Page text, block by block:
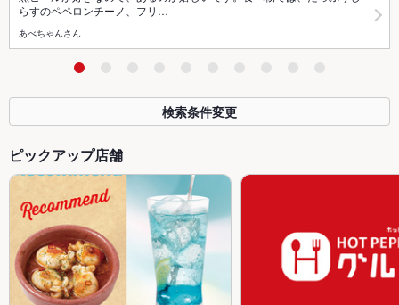
らすのペペロンチーノ、フリ…
あべちゃんさん
検索条件変更
ピックアップ店舗